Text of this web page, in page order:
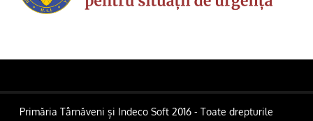
Primăria Târnăveni și Indeco Soft 2016 - Toate drepturile